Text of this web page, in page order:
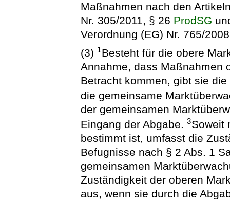
Maßnahmen nach den
Nr. 305/2011, § 26 ProdSG
Verordnung (EG) Nr. 765/
(3) 1Besteht für die obere
Annahme, dass Maßnahmen
Betracht kommen, gibt sie
die gemeinsame
der gemeinsamen
Eingang der Abgabe.3Soweit
bestimmt ist, umfasst die
Befugnisse nach § 2 Abs. 1
gemeinsamen
Zuständigkeit der oberen
aus, wenn sie durch die